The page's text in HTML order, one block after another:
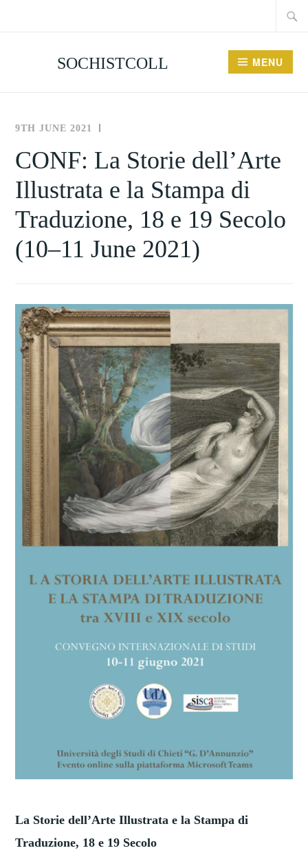
SOCHISTCOLL MENU
9TH JUNE 2021
FOR
THE
OF
COLLECTING
EVENTS
CONF: La Storie dell’Arte
Illustrata e la Stampa di
Traduzione, 18 e 19 Secolo
(10–11 June 2021)
La Storie dell’Arte Illustrata e la Stampa di
Traduzione, 18 e 19 Secolo